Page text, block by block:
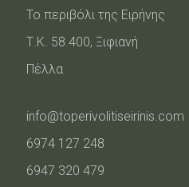
Το περιβόλι της Ειρήνης
Τ.Κ. 58 400, Ξιφιανή
Πέλλα
info@toperivolitiseirinis.com
6974 127 248
6947 320 479